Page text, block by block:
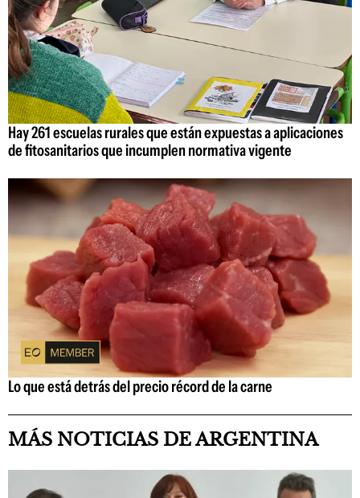
Hay 261 escuelas rurales que están expuestas a aplicaciones
de fitosanitarios que incumplen normativa vigente
Lo que está detrás del precio récord de la carne
MÁS NOTICIAS DE ARGENTINA